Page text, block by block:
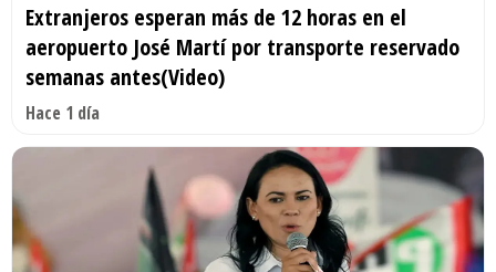
Extranjeros esperan más de 12 horas en el
aeropuerto José Martí por transporte reservado
semanas antes(Video)
Hace 1 día